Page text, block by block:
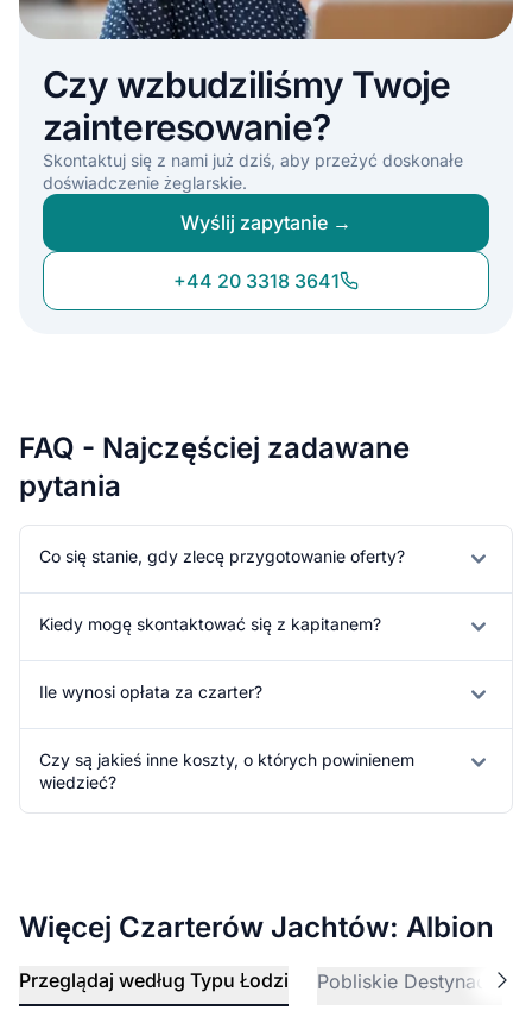
Czy wzbudziliśmy Twoje
zainteresowanie?
Skontaktuj się z nami już dziś, aby przeżyć doskonałe
doświadczenie żeglarskie.
Wyślij zapytanie →
+44 20 3318 3641
FAQ - Najczęściej zadawane
pytania
Co się stanie, gdy zlecę przygotowanie oferty?
Kiedy mogę skontaktować się z kapitanem?
Ile wynosi opłata za czarter?
Czy są jakieś inne koszty, o których powinienem
wiedzieć?
Więcej Czarterów Jachtów: Albion
Przeglądaj według Typu Łodzi Pobliskie Destynacje